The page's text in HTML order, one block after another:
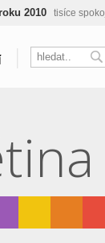
čínská chemie,
expedujeme do 24h
2010
Belabel na
Galerie